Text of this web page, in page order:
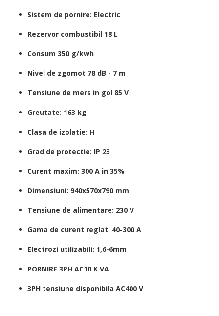
Sistem de pornire: Electric
Rezervor combustibil 18 L
Consum 350 g/kwh
Nivel de zgomot 78 dB - 7 m
Tensiune de mers in gol 85 V
Greutate: 163 kg
Clasa de izolatie: H
Grad de protectie: IP 23
Curent maxim: 300 A in 35%
Dimensiuni: 940x570x790 mm
Tensiune de alimentare: 230 V
Gama de curent reglat: 40-300 A
Electrozi utilizabili: 1,6-6mm
PORNIRE 3PH AC10 K VA
3PH tensiune disponibila AC400 V